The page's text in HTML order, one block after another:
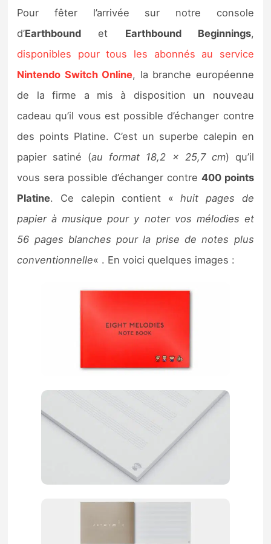
Tests de jeux
Tests d’accessoires
Autres tests
Previews
Précommandes
Précommandes jeux Switch 2
Sorties de jeux
Bons plans
Pour fêter l’arrivée sur notre console
d’Earthbound et Earthbound Beginnings,
disponibles pour tous les abonnés au service
Nintendo Switch Online, la branche européenne
de la firme a mis à disposition un nouveau
cadeau qu’il vous est possible d’échanger contre
des points Platine. C’est un superbe calepin en
papier satiné (au format 18,2 x 25,7 cm) qu’il
vous sera possible d’échanger contre 400 points
Platine. Ce calepin contient «huit pages de
papier à musique pour y noter vos mélodies et
56 pages blanches pour la prise de notes plus
conventionnelle« . En voici quelques images :